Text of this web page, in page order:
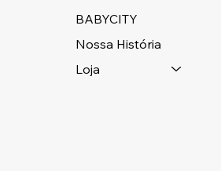
BABYCITY
Nossa História
Loja